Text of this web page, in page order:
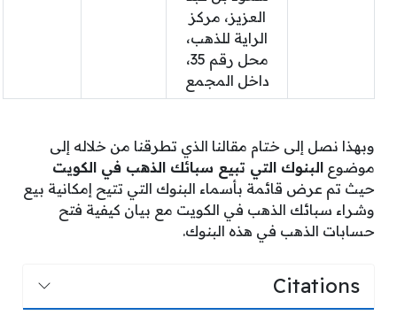
العزيز، مركز
الراية للذهب،
محل رقم 35،
داخل المجمع
وبهذا نصل إلى ختام مقالنا الذي تطرقنا من خلاله إلى
موضوع البنوك التي تبيع سبائك الذهب في الكويت
حيث تم عرض قائمة بأسماء البنوك التي تتيح إمكانية بيع
وشراء سبائك الذهب في الكويت مع بيان كيفية فتح
حسابات الذهب في هذه البنوك.
Citations